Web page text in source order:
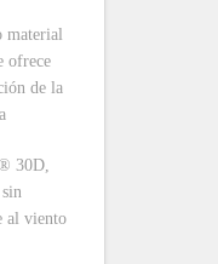
material
ofrece
de la
30D,
al viento